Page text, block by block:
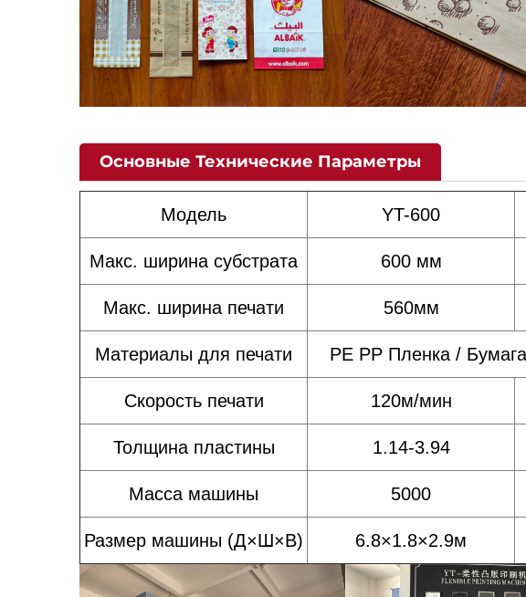
Основные Технические Параметры
Модель YT-600
Макс. ширина субстрата 600 мм
Макс. ширина печати 560мм
Материалы для печати PE PP Пленка /
Скорость печати 120м/мин
Толщина пластины 1.14-3.94
Масса машины 5000
Размер машины (Д×Ш×В) 6.8×1.8×2.9м